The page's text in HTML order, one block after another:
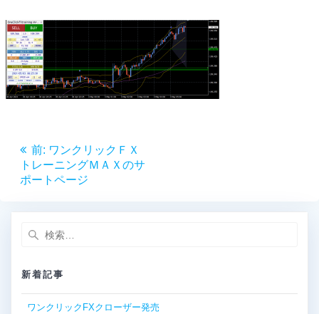
投
稿
ゲ
ー
前: 前
の
投
ワンクリックＦＸ
トレーニングＭＡＸのサ
ポートページ
検
新着記事
ワンクリックFXクローザー発売